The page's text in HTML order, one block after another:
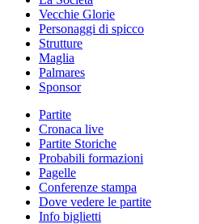
Vecchie Glorie
Personaggi di spicco
Strutture
Maglia
Palmares
Sponsor
Partite
Cronaca live
Partite Storiche
Probabili formazioni
Pagelle
Conferenze stampa
Dove vedere le partite
Info biglietti